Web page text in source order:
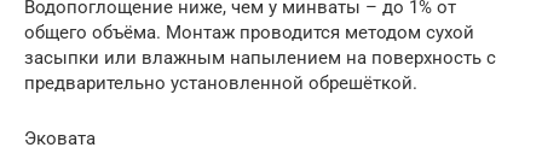
Водопоглощение ниже, чем у минваты – до 1% от
общего объёма. Монтаж проводится методом сухой
засыпки или влажным напылением на поверхность с
предварительно установленной обрешёткой.
Эковата